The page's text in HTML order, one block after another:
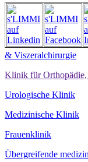
& Viszeralchirurgie
Klinik für
Urologische Klinik
Medizinische Klinik
Frauenklinik
Übergreifende